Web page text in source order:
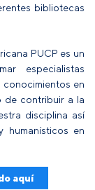
bibliotecas
PUCP es un
especialistas
en
de contribuir a la
disciplina así
humanísticos en
aquí